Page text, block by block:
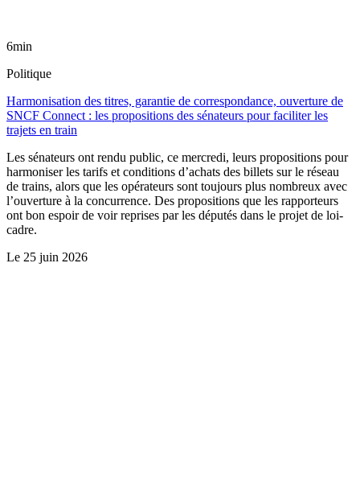
6min
Politique
Harmonisation des titres, garantie de correspondance, ouverture de
SNCF Connect : les propositions des sénateurs pour faciliter les
trajets en train
Les sénateurs ont rendu public, ce mercredi, leurs propositions pour
harmoniser les tarifs et conditions d’achats des billets sur le réseau
de trains, alors que les opérateurs sont toujours plus nombreux avec
l’ouverture à la concurrence. Des propositions que les rapporteurs
ont bon espoir de voir reprises par les députés dans le projet de loi-
cadre.
Le 25 juin 2026